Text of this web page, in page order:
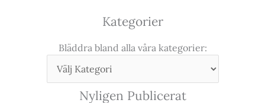
Kategorier
Bläddra bland alla våra kategorier:
Nyligen Publicerat